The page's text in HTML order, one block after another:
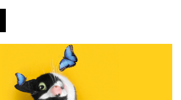
LA TRANSCRIPTION